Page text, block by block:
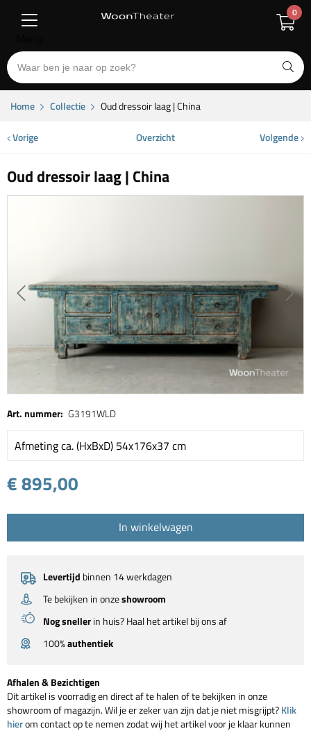
0
Home Collectie Oud dressoir laag | China
Vorige Overzicht Volgende
Oud dressoir laag | China
Art. nummer: G3191WLD
Afmeting ca. (HxBxD) 54x176x37 cm
€ 895,00
In winkelwagen
Levertijd binnen 14 werkdagen
Te bekijken in onzeshowroom
Nog snellerin huis? Haal het artikel bij ons af
100%authentiek
Afhalen & Bezichtigen
Dit artikel is voorradig en direct af te halen of te bekijken in onze
showroom of magazijn. Wil je er zeker van zijn dat je niet misgrijpt?Klik
hierom contact op te nemen zodat wij het artikel voor je klaar kunnen